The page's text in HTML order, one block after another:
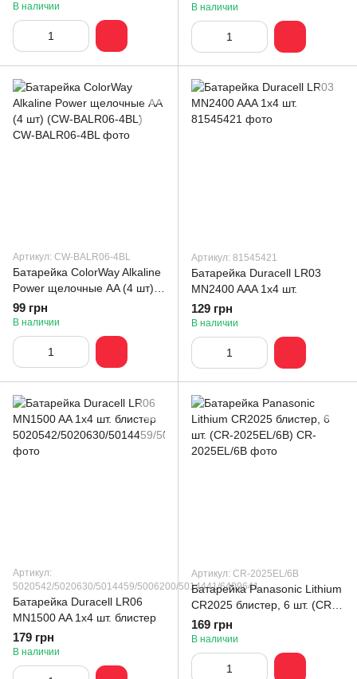
В наличии В наличии
Артикул: CW-BALR06-4BL
Батарейка СolorWay Alkaline
Power щелочные AA (4 шт)
(CW-BALR06-4BL)
99 грн
В наличии
Артикул: 81545421
Батарейка Duracell LR03
MN2400 AAA 1х4 шт.
129 грн
В наличии
Артикул:
5020542/5020630/5014459/5006200/5014441/6409641
Батарейка Duracell LR06
MN1500 AA 1x4 шт. блистер
179 грн
В наличии
Артикул: CR-2025EL/6B
Батарейка Panasonic Lithium
CR2025 блистер, 6 шт. (CR-
2025EL/6B)
169 грн
В наличии